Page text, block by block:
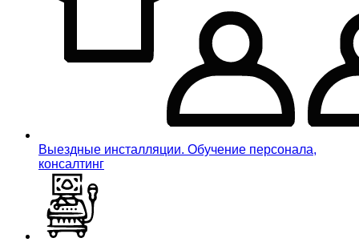
Выездные инсталляции. Обучение персонала,
консалтинг